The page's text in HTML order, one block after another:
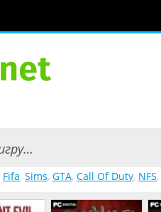
Fifa, Sims, GTA, Call Of Duty, NFS,